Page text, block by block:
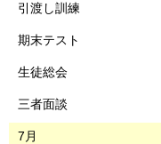
引渡し訓練
期末テスト
生徒総会
三者面談
7月